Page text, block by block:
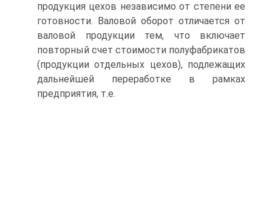
продукция цехов независимо от степени ее
готовности. Валовой оборот отличается от
валовой продукции тем, что включает
повторный счет стоимости полуфабрикатов
(продукции отдельных цехов), подлежащих
дальнейшей переработке в рамках
предприятия, т.е.